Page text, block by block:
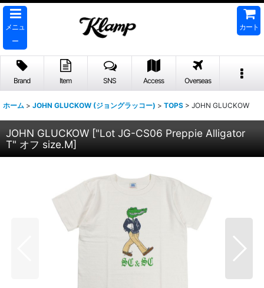
メニュ
ー
カート
Brand Item SNS Access Overseas
ホーム > JOHN GLUCKOW (ジョングラッコー) > TOPS > JOHN GLUCKOW
JOHN GLUCKOW ["Lot JG-CS06 Preppie Alligator
T" オフ size.M]